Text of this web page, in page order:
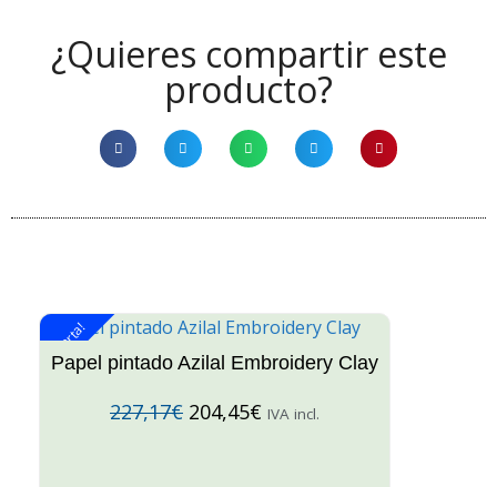
¿Quieres compartir este
producto?
¡Oferta!
Papel pintado Azilal Embroidery Clay
227,17€ 204,45€ IVA incl.